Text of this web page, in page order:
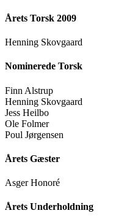
Årets Torsk 2009
Henning Skovgaard
Nominerede Torsk
Finn Alstrup
Henning Skovgaard
Jess Heilbo
Ole Folmer
Poul Jørgensen
Årets Gæster
Asger Honoré
Årets Underholdning